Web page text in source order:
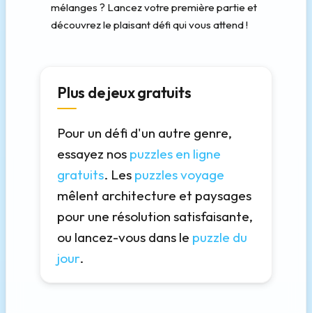
mélanges ? Lancez votre première partie et
découvrez le plaisant défi qui vous attend !
Plus de jeux gratuits
Pour un défi d'un autre genre,
essayez nos puzzles en ligne
gratuits. Les puzzles voyage
mêlent architecture et paysages
pour une résolution satisfaisante,
ou lancez-vous dans le puzzle du
jour.